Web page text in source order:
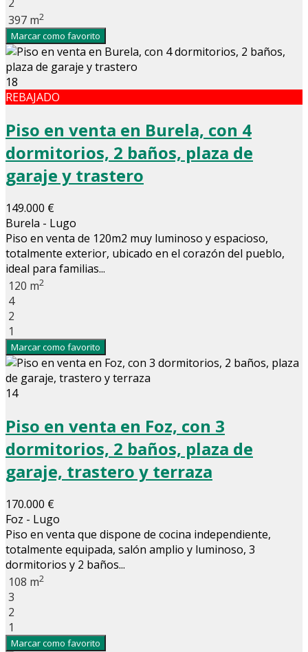
397 m2
Marcar como favorito
18
REBAJADO
Piso en venta en Burela, con 4
dormitorios, 2 baños, plaza de
garaje y trastero
149.000 €
Burela - Lugo
Piso en venta de 120m2 muy luminoso y espacioso,
totalmente exterior, ubicado en el corazón del pueblo,
ideal para familias...
120 m2
4
2
1
Marcar como favorito
14
Piso en venta en Foz, con 3
dormitorios, 2 baños, plaza de
garaje, trastero y terraza
170.000 €
Foz - Lugo
Piso en venta que dispone de cocina independiente,
totalmente equipada, salón amplio y luminoso, 3
dormitorios y 2 baños...
108 m2
3
2
1
Marcar como favorito